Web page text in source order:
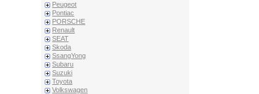
Peugeot
Pontiac
PORSCHE
Renault
SEAT
Skoda
SsangYong
Subaru
Suzuki
Toyota
Volkswagen